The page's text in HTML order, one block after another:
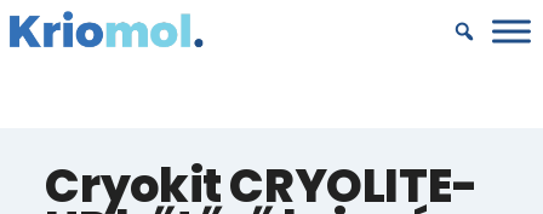
Kihagyás
Cryokit CRYOLITE-